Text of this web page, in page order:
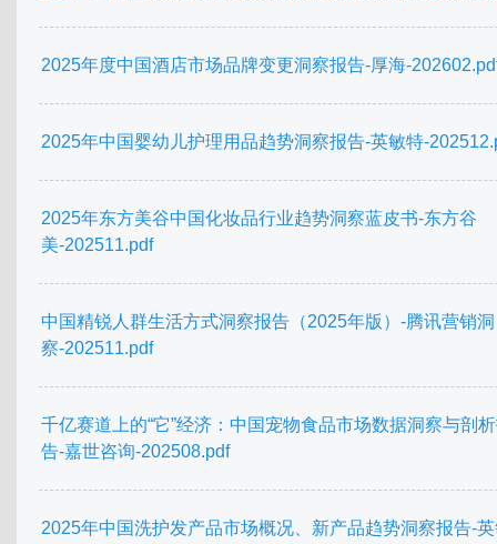
2025年度中国酒店市场品牌变更洞察报告-厚海-
2025年中国婴幼儿护理用品趋势洞察报告-英敏特-
2025年东方美谷中国化妆品行业趋势洞察蓝皮书-东方谷
美-202511.pdf
中国精锐人群生活方式洞察报告（2025年版）-腾讯营销洞
察-202511.pdf
千亿赛道上的“它”经济：中国宠物食品市场数据洞察与剖
告-嘉世咨询-202508.pdf
2025年中国洗护发产品市场概况、新产品趋势洞察报告-